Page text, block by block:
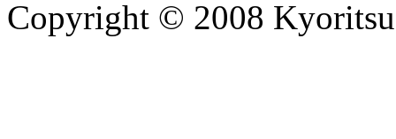
Copyright © 2008